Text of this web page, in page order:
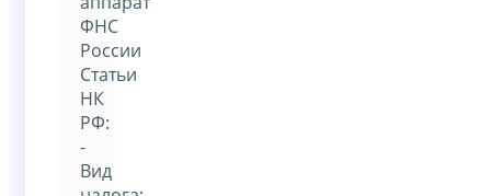
ФНС
России
Статьи
НК
РФ:
-
Вид